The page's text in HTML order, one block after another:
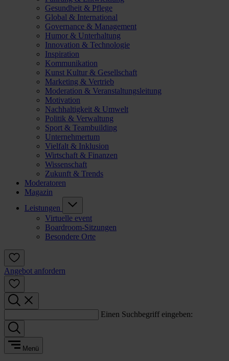
Gesundheit & Pflege
Global & International
Governance & Management
Humor & Unterhaltung
Innovation & Technologie
Inspiration
Kommunikation
Kunst Kultur & Gesellschaft
Marketing & Vertrieb
Moderation & Veranstaltungsleitung
Motivation
Nachhaltigkeit & Umwelt
Politik & Verwaltung
Sport & Teambuilding
Unternehmertum
Vielfalt & Inklusion
Wirtschaft & Finanzen
Wissenschaft
Zukunft & Trends
Moderatoren
Magazin
Leistungen
Virtuelle event
Boardroom-Sitzungen
Besondere Orte
Angebot anfordern
Einen Suchbegriff eingeben:
Menü